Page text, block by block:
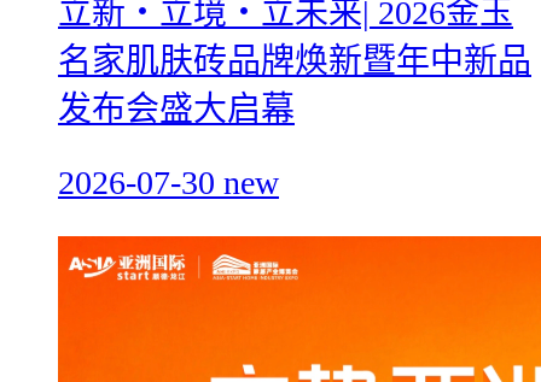
立新・立境・立未来| 2026金玉
名家肌肤砖品牌焕新暨年中新品
发布会盛大启幕
2026-07-30 new